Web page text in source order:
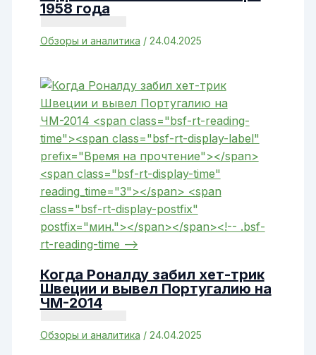
1958 года
Обзоры и аналитика / 24.04.2025
Когда Роналду забил хет-трик
Швеции и вывел Португалию на
ЧМ-2014
Обзоры и аналитика / 24.04.2025